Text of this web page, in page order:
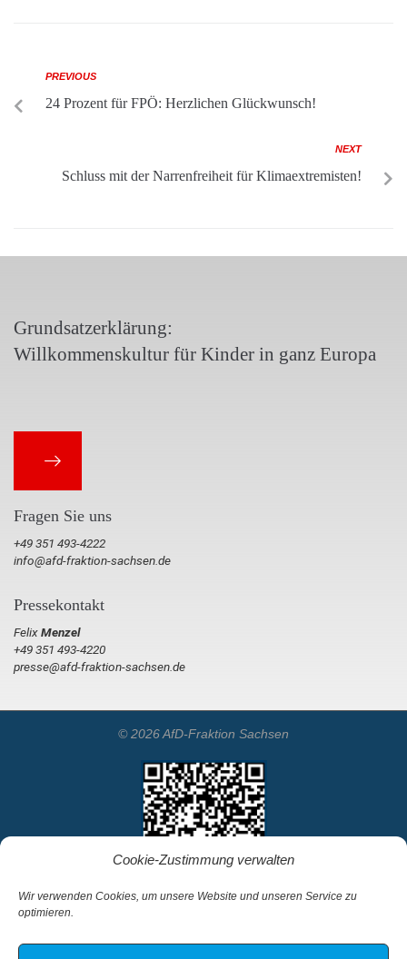
Cookie-Zustimmung verwalten
Wir verwenden Cookies, um unsere Website und unseren Service zu
optimieren.
PREVIOUS
24 Prozent für FPÖ: Herzlichen Glückwunsch!
NEXT
Schluss mit der Narrenfreiheit für Klimaextremisten!
Grundsatzerklärung:
Willkommenskultur für Kinder in ganz Europa
Fragen Sie uns
+49 351 493-4222
info@afd-fraktion-sachsen.de
Pressekontakt
FelixMenzel
+49 351 493-4220
presse@afd-fraktion-sachsen.de
© 2026 AfD-Fraktion Sachsen
Startseite Kontakt